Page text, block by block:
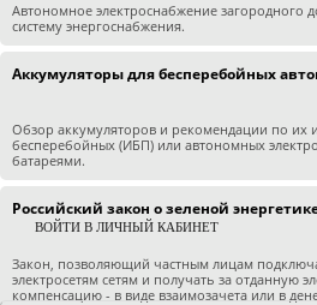
Автономное электроснабжение загородного
систему энергоснабжения.
Аккумуляторы для бесперебойных
Обзор аккумуляторов и рекомендации по их
бесперебойных (ИБП) или автономных
батареями.
Российский закон о зеленой
Закон, позволяющий частным лицам
электросетям сетям и получать за отданную
компенсацию - в виде взаимозачета или в
ВОЙТИ В ЛИЧНЫЙ КАБИНЕТ